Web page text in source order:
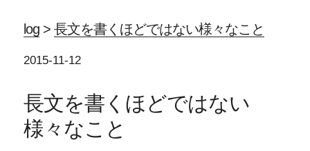
log> 長文を書くほどではない様々なこと
2015-11-12
長文を書くほどではない
様々なこと